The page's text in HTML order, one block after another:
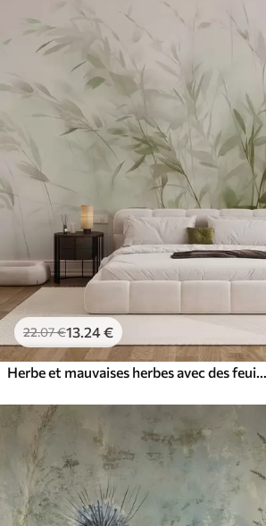
22.07€13 .24€